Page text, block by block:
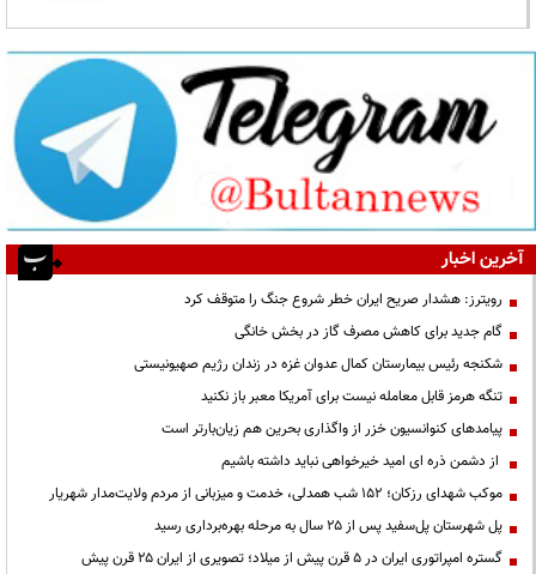
آخرین اخبار
رویترز: هشدار صریح ایران خطر شروع جنگ را متوقف کرد
گام جدید برای کاهش مصرف گاز در بخش خانگی
شکنجه رئیس بیمارستان کمال عدوان غزه در زندان رژیم صهیونیستی
تنگه هرمز قابل معامله نیست برای آمریکا معبر باز نکنید
پیامدهای کنوانسیون خزر از واگذاری بحرین هم زیان‌بارتر است
از دشمن ذره ای امید خیرخواهی نباید داشته باشیم
موکب شهدای رزکان؛ ۱۵۲ شب همدلی، خدمت و میزبانی از مردم ولایت‌مدار شهریار
پل شهرستان پل‌سفید پس از ۲۵ سال به مرحله بهره‌برداری رسید
گستره امپراتوری ایران در ۵ قرن پیش از میلاد؛ تصویری از ایران ۲۵ قرن پیش